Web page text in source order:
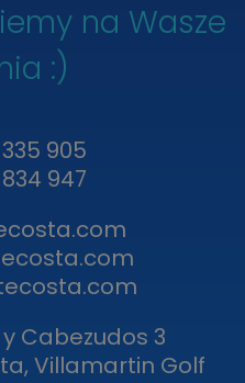
na Wasze
:)
905
947
Cabezudos 3
Villamartin Golf